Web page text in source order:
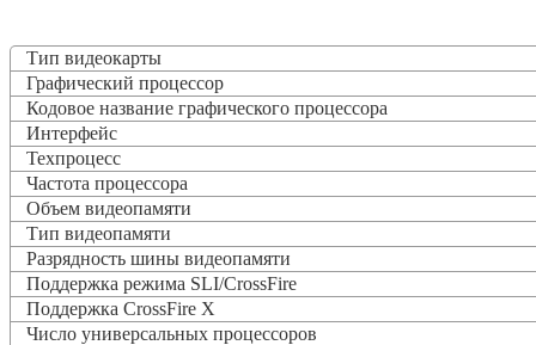
Тип видеокарты
Графический процессор
Кодовое название графического процессора
Интерфейс
Техпроцесс
Частота процессора
Объем видеопамяти
Тип видеопамяти
Разрядность шины видеопамяти
Поддержка режима SLI/CrossFire
Поддержка CrossFire X
Число универсальных процессоров